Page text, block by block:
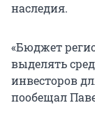
наследия.
«Бюджет
выделять
инвесторов
пообещал